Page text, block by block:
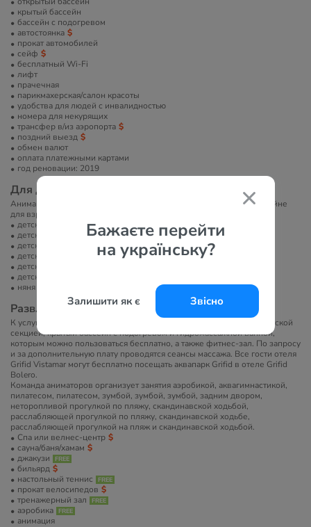
Бажаєте перейти
на українську?
Залишити як є Звісно
крытый бассейн
бассейн с подогревом
автостоянка
прокат автомобилей
сейф
бесплатный Wi-Fi
лифт
прачечная
парикмахерская/салон красоты
удобства для людей с инвалидностью
номера для некурящих
трансфер в/из аэропорта
поздний выезд
обмен валют
оплата платежными картами
год реновации: 2019
Для детей
Анимационная программа для детей, отделение для детей в бассейне
для взрослых, детская дискотека.
детский бассейн
детская площадка
детский клуб
детское меню в ресторане
детские стульчики в ресторане
детская кроватка
няня
Развлечение и спорт
К услугам гостей бесплатный открытый бассейн со встроенной детской
секцией, крытый бассейн с подогревом и гидромассажной ванной,
которым можно пользоваться бесплатно, а также фитнес-зал. По запросу
и за дополнительную плату проводятся сеансы массажа. Все гости отеля
Grifid Vistamar могут бесплатно посещать аквапарк Grifid в отеле Grifid
Bolero.
Команда аниматоров организует занятия аэробикой, аквагимнастикой,
пилатесом, пилатесом, зумбой, зумбой, зумбой, задним двором,
неторопливой прогулкой по пляжу, скандинавской ходьбой,
расслабляющей прогулкой по пляжу, скандинавской ходьбе,
расслабляющей прогулкой на пляж и скандинавской ходьбой.
Спа или велнес-центр
сауна/баня/хамам
джакузи
бильярд
настольный теннис
прокат велосипедов
тренажерный зал
аэробика
анимация